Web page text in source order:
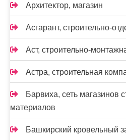
Архитектор, магазин
Асгарант, строительно-
Аст, строительно-
Астра, строительная
Барвиха, сеть магазинов
материалов
Башкирский кровельный